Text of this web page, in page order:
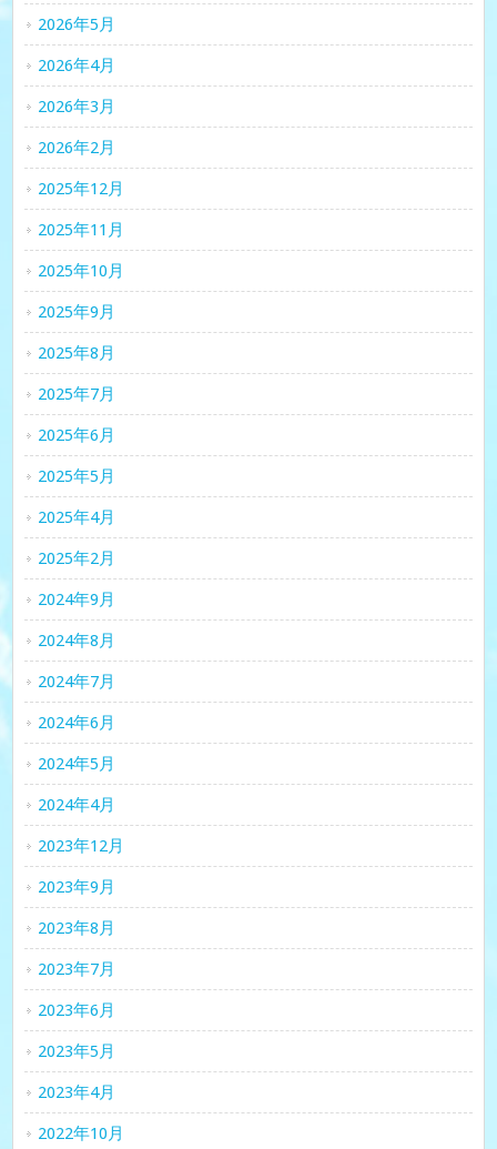
2026年5月
2026年4月
2026年3月
2026年2月
2025年12月
2025年11月
2025年10月
2025年9月
2025年8月
2025年7月
2025年6月
2025年5月
2025年4月
2025年2月
2024年9月
2024年8月
2024年7月
2024年6月
2024年5月
2024年4月
2023年12月
2023年9月
2023年8月
2023年7月
2023年6月
2023年5月
2023年4月
2022年10月